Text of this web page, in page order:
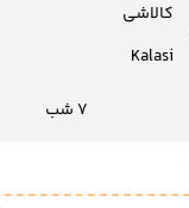
کالاشی
Kalasi
7 شب